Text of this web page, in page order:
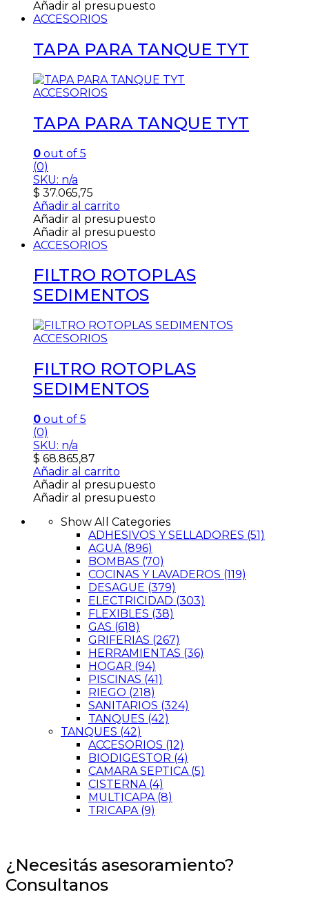
Añadir al presupuesto
ACCESORIOS
TAPA PARA TANQUE TYT
ACCESORIOS
TAPA PARA TANQUE TYT
0 out of 5
(0)
SKU: n/a
$ 37.065,75
Añadir al carrito
Añadir al presupuesto
Añadir al presupuesto
ACCESORIOS
FILTRO ROTOPLAS
SEDIMENTOS
ACCESORIOS
FILTRO ROTOPLAS
SEDIMENTOS
0 out of 5
(0)
SKU: n/a
$ 68.865,87
Añadir al carrito
Añadir al presupuesto
Añadir al presupuesto
Show All Categories
ADHESIVOS Y SELLADORES (51)
AGUA (896)
BOMBAS (70)
COCINAS Y LAVADEROS (119)
DESAGUE (379)
ELECTRICIDAD (303)
FLEXIBLES (38)
GAS (618)
GRIFERIAS (267)
HERRAMIENTAS (36)
HOGAR (94)
PISCINAS (41)
RIEGO (218)
SANITARIOS (324)
TANQUES (42)
TANQUES (42)
ACCESORIOS (12)
BIODIGESTOR (4)
CAMARA SEPTICA (5)
CISTERNA (4)
MULTICAPA (8)
TRICAPA (9)
¿Necesitás asesoramiento?
Consultanos